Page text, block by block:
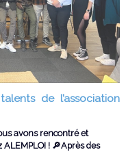
de l’association
avons rencontré et
! 🔎Après des